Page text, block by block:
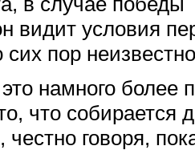
видит условия
пор
намного более
что собирается
говоря,